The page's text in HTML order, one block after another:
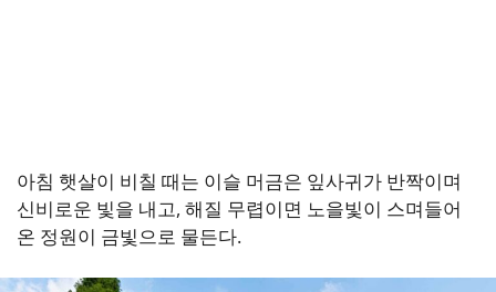
아침 햇살이 비칠 때는 이슬 머금은 잎사귀가 반짝이며
신비로운 빛을 내고, 해질 무렵이면 노을빛이 스며들어
온 정원이 금빛으로 물든다.